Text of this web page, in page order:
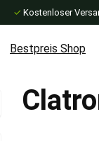
✓ Kostenloser
Bestpreis Shop